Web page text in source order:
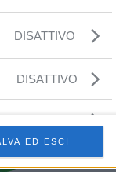
DISATTIVO
DISATTIVO
ED ESCI